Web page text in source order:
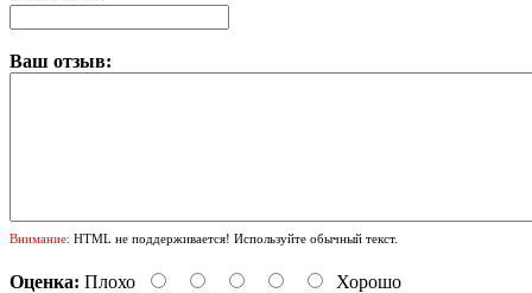
Ваш отзыв:
Внимание: HTML не поддерживается! Используйте обычный текст.
Оценка: Плохо Хорошо